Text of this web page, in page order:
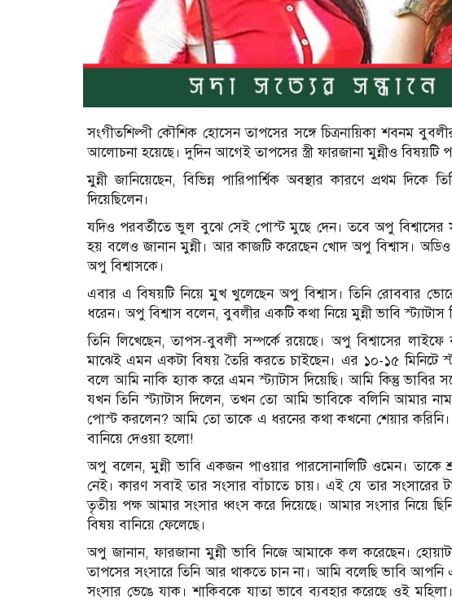
সংগীতশিল্পী কৌশিক হোসেন তাপসের সঙ্গে চিত্রনায়িকা শবনম
আলোচনা হয়েছে। দুদিন আগেই তাপসের স্ত্রী ফারজানা মুন্নীও বিষয়টি
মুন্নী জানিয়েছেন, বিভিন্ন পারিপার্শ্বিক অবস্থার কারণে প্রথম
দিয়েছিলেন।
যদিও পরবর্তীতে ভুল বুঝে সেই পোস্ট মুছে দেন। তবে অপু বিশ্বাসের
হয় বলেও জানান মুন্নী। আর কাজটি করেছেন খোদ অপু বিশ্বাস।
অপু বিশ্বাসকে।
এবার এ বিষয়টি নিয়ে মুখ খুলেছেন অপু বিশ্বাস। তিনি রোববার ভোরে
ধরেন। অপু বিশ্বাস বলেন, বুবলীর একটি কথা নিয়ে মুন্নী ভাবি স্ট্যাটাস
তিনি লিখেছেন, তাপস-বুবলী সম্পর্কে রয়েছে। অপু বিশ্বাসের
মাঝেই এমন একটা বিষয় তৈরি করতে চাইছেন। এর ১০-১৫ মিনিটে
বলে আমি নাকি হ্যাক করে এমন স্ট্যাটাস দিয়েছি। আমি কিন্তু ভাবির
যখন তিনি স্ট্যাটাস দিলেন, তখন তো আমি ভাবিকে বলিনি আমার
পোস্ট করলেন? আমি তো তাকে এ ধরনের কথা কখনো শেয়ার
বানিয়ে দেওয়া হলো!
অপু বলেন, মুন্নী ভাবি একজন পাওয়ার পারসোনালিটি ওমেন। তাকে
নেই। কারণ সবাই তার সংসার বাঁচাতে চায়। এই যে তার সংসারের
তৃতীয় পক্ষ আমার সংসার ধ্বংস করে দিয়েছে। আমার সংসার নিয়ে
বিষয় বানিয়ে ফেলেছে।
অপু জানান, ফারজানা মুন্নী ভাবি নিজে আমাকে কল করেছেন।
তাপসের সংসারে তিনি আর থাকতে চান না। আমি বলেছি ভাবি
সংসার ভেঙে যাক। শাকিবকে যাতা ভাবে ব্যবহার করেছে ওই